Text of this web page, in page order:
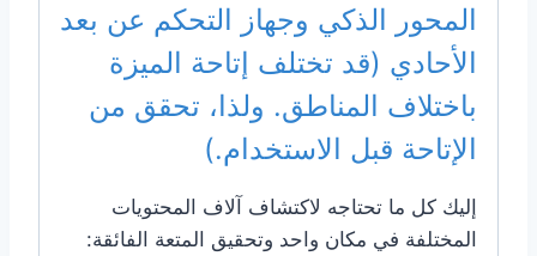
المحور الذكي وجهاز التحكم عن بعد
الأحادي (قد تختلف إتاحة الميزة
باختلاف المناطق. ولذا، تحقق من
الإتاحة قبل الاستخدام.)
إليك كل ما تحتاجه لاكتشاف آلاف المحتويات
المختلفة في مكان واحد وتحقيق المتعة الفائقة: